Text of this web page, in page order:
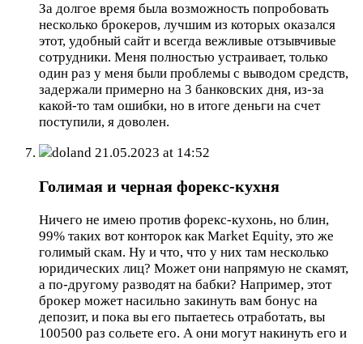
За долгое время была возможность попробовать
несколько брокеров, лучшим из которых оказался
этот, удобный сайт и всегда вежливые отзывчивые
сотрудники. Меня полностью устраивает, только
один раз у меня были проблемы с выводом средств,
задержали примерно на 3 банковских дня, из-за
какой-то там ошибки, но в итоге деньги на счет
поступили, я доволен.
doland 21.05.2023 at 14:52
Голимая и черная форекс-кухня
Ничего не имею против форекс-кухонь, но блин,
99% таких вот конторок как Market Equity, это же
голимый скам. Ну и что, что у них там несколько
юридических лиц? Может они напрямую не скамят,
а по-другому разводят на бабки? Например, этот
брокер может насильно закинуть вам бонус на
депозит, и пока вы его пытаетесь отработать, вы
100500 раз сольете его. А они могут накинуть его и